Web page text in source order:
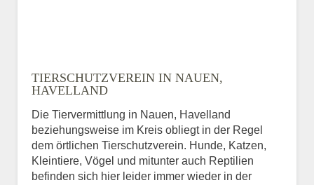
TIERSCHUTZVEREIN IN NAUEN,
HAVELLAND
Die Tiervermittlung in Nauen, Havelland
beziehungsweise im Kreis obliegt in der Regel
dem örtlichen Tierschutzverein. Hunde, Katzen,
Kleintiere, Vögel und mitunter auch Reptilien
befinden sich hier leider immer wieder in der